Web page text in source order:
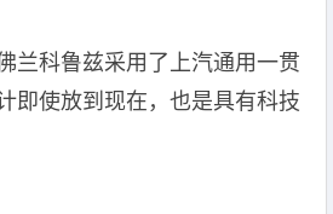
兰科鲁兹采用了上汽通用一贯
即使放到现在，也是具有科技